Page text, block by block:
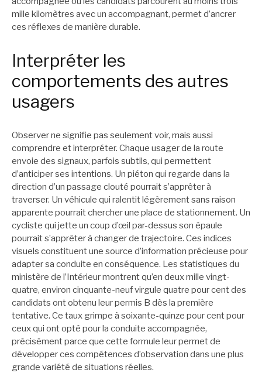
mille kilomètres avec un accompagnant, permet d’ancrer
ces réflexes de manière durable.
Interpréter les
comportements des autres
usagers
Observer ne signifie pas seulement voir, mais aussi
comprendre et interpréter. Chaque usager de la route
envoie des signaux, parfois subtils, qui permettent
d’anticiper ses intentions. Un piéton qui regarde dans la
direction d’un passage clouté pourrait s’apprêter à
traverser. Un véhicule qui ralentit légèrement sans raison
apparente pourrait chercher une place de stationnement. Un
cycliste qui jette un coup d’œil par-dessus son épaule
pourrait s’apprêter à changer de trajectoire. Ces indices
visuels constituent une source d’information précieuse pour
adapter sa conduite en conséquence. Les statistiques du
ministère de l’Intérieur montrent qu’en deux mille vingt-
quatre, environ cinquante-neuf virgule quatre pour cent des
candidats ont obtenu leur permis B dès la première
tentative. Ce taux grimpe à soixante-quinze pour cent pour
ceux qui ont opté pour la conduite accompagnée,
précisément parce que cette formule leur permet de
développer ces compétences d’observation dans une plus
grande variété de situations réelles.